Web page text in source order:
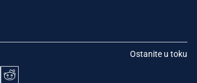
Ostanite u toku